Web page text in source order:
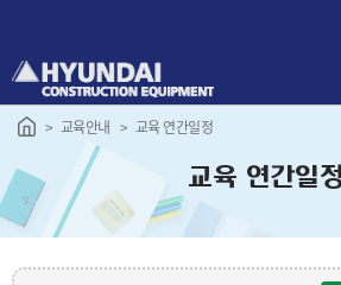
로
가
교육안내 교육 연간일정
교육 연간일